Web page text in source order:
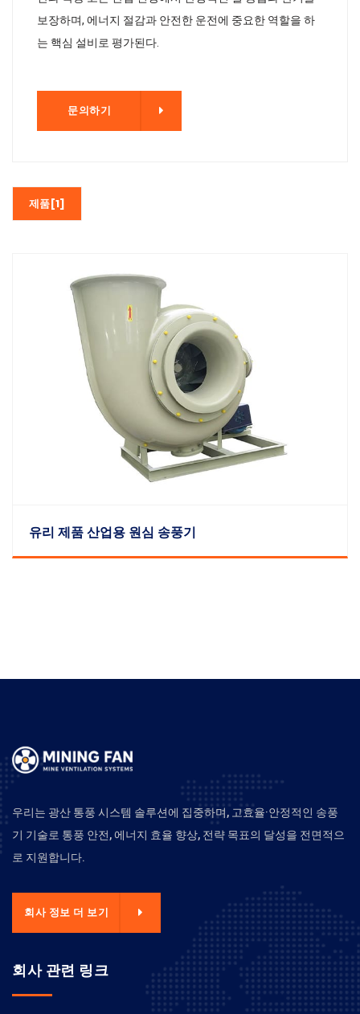
보장하며, 에너지 절감과 안전한 운전에 중요한 역할을 하
는 핵심 설비로 평가된다.
문의하기
제품[1]
유리 제품 산업용 원심 송풍기
우리는 광산 통풍 시스템 솔루션에 집중하며, 고효율·안정적인 송풍
기 기술로 통풍 안전, 에너지 효율 향상, 전략 목표의 달성을 전면적으
로 지원합니다.
회사 정보 더 보기
회사 관련 링크